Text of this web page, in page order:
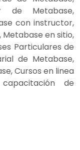
de Metabase,
con instructor,
en sitio,
Particulares de
de Metabase,
Cursos en linea
de